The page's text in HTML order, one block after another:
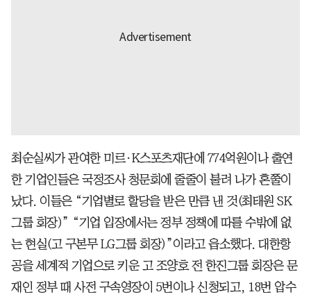
최순실씨가 관여한 미르·K스포츠재단에 774억원이나 출연
한 기업인들은 국정조사 청문회에 줄줄이 불려 나가 혼쭐이
났다. 이들은 “기업별로 할당을 받은 만큼 낸 것(최태원 SK
그룹 회장)” “기업 입장에서는 정부 정책에 따를 수밖에 없
는 현실(고 구본무 LG그룹 회장)”이라고 읍소했다. 대한항
공을 세계적 기업으로 키운 고 조양호 전 한진그룹 회장은 문
재인 정부 때 사전 구속영장이 5번이나 신청되고, 18번 압수